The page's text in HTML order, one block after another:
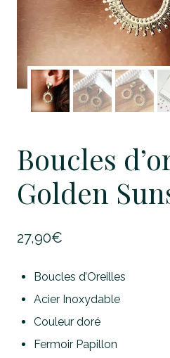
Boucles
Golden
27,90€
Boucles d’Oreilles
Acier Inoxydable
Couleur doré
Fermoir Papillon